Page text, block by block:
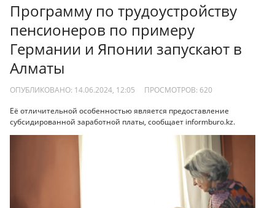
Программу по трудоустройству
пенсионеров по примеру
Германии и Японии запускают в
Алматы
ОПУБЛИКОВАНО: 14.06.2024, 12:05 ПРОСМОТРОВ: 620
Её отличительной особенностью является предоставление
субсидированной заработной платы, сообщает informburo.kz.